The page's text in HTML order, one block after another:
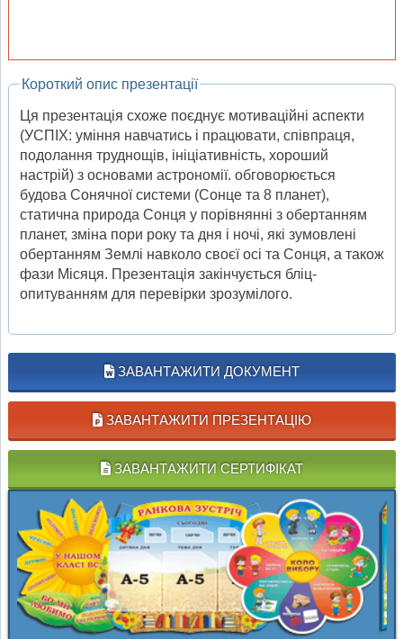
Короткий опис презентації
Ця презентація схоже поєднує мотиваційні аспекти
(УСПІХ: уміння навчатись і працювати, співпраця,
подолання труднощів, ініціативність, хороший
настрій) з основами астрономії. обговорюється
будова Сонячної системи (Сонце та 8 планет),
статична природа Сонця у порівнянні з обертанням
планет, зміна пори року та дня і ночі, які зумовлені
обертанням Землі навколо своєї осі та Сонця, а також
фази Місяця. Презентація закінчується бліц-
опитуванням для перевірки зрозумілого.
ЗАВАНТАЖИТИ ДОКУМЕНТ
ЗАВАНТАЖИТИ ПРЕЗЕНТАЦІЮ
ЗАВАНТАЖИТИ СЕРТИФІКАТ